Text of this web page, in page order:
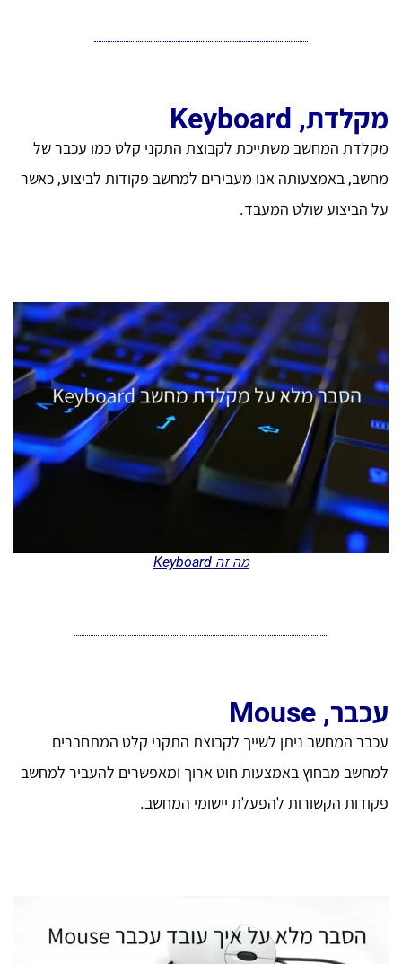
מקלדת, Keyboard
מקלדת המחשב משתייכת לקבוצת התקני קלט כמו עכבר של
מחשב, באמצעותה אנו מעבירים למחשב פקודות לביצוע, כאשר
על הביצוע שולט המעבד.
מה זה Keyboard
עכבר, Mouse
עכבר המחשב ניתן לשייך לקבוצת התקני קלט המתחברים
למחשב מבחוץ באמצעות חוט ארוך ומאפשרים להעביר למחשב
פקודות הקשורות להפעלת יישומי המחשב.